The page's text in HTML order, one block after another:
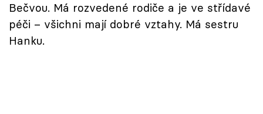
Těhotnej kuchař
Sledujte prima+
Bečvou. Má rozvedené rodiče a je ve střídavé
péči – všichni mají dobré vztahy. Má sestru
Hanku.